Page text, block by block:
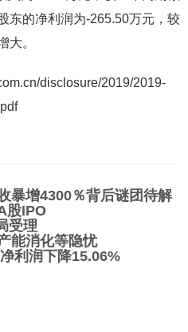
东的净利润为-265.50万元，较
大。
disclosure/2019/2019-
暴增4300％背后谜团待解
股IPO
受理
能消化等隐忧
利润下降15.06%